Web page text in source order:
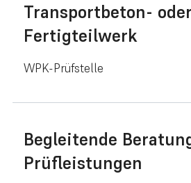
Transportbeton- oder
Fertigteilwerk
WPK-Prüfstelle
Begleitende
Prüfleistungen